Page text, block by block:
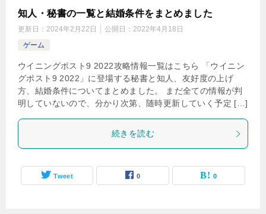
知人・秘書の一覧と結婚条件をまとめました
更新日： 2024年2月22日 公開日： 2022年4月18日
ゲーム
ウイニングポスト9 2022攻略情報一覧はこちら 「ウイニン
グポスト9 2022」に登場する秘書と知人、友好度の上げ
方、結婚条件についてまとめました。 まだ全ての情報が判
明していないので、分かり次第、随時更新していく予定 […]
続きを読む
Tweet 0 0